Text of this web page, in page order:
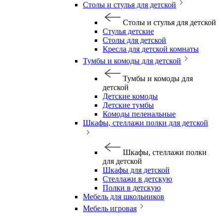
Столы и стулья для детской
Столы и стулья для детской
Стулья детские
Столы для детской
Кресла для детской комнаты
Тумбы и комоды для детской
Тумбы и комоды для
детской
Детские комоды
Детские тумбы
Комоды пеленальные
Шкафы, стеллажи полки для детской
Шкафы, стеллажи полки
для детской
Шкафы для детской
Стеллажи в детскую
Полки в детскую
Мебель для школьников
Мебель игровая